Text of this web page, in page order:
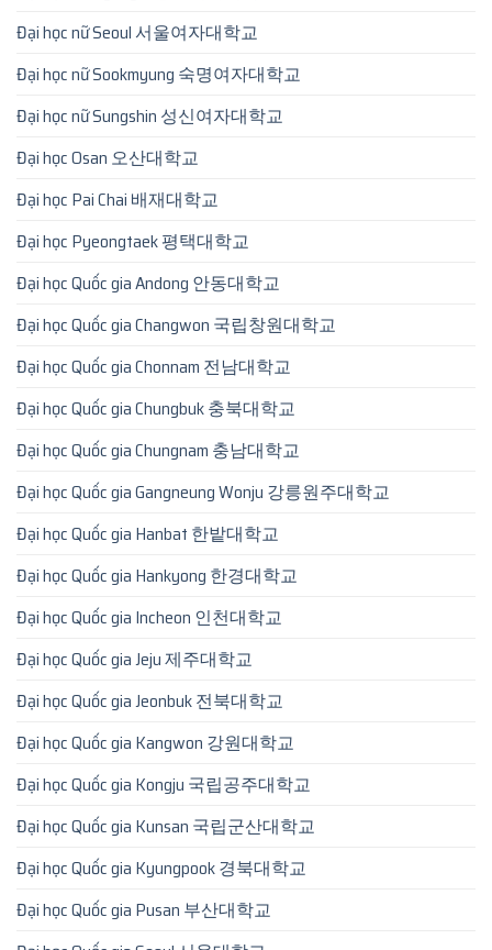
Đại học nữ Seoul 서울여자대학교
Đại học nữ Sookmyung 숙명여자대학교
Đại học nữ Sungshin 성신여자대학교
Đại học Osan 오산대학교
Đại học Pai Chai 배재대학교
Đại học Pyeongtaek 평택대학교
Đại học Quốc gia Andong 안동대학교
Đại học Quốc gia Changwon 국립창원대학교
Đại học Quốc gia Chonnam 전남대학교
Đại học Quốc gia Chungbuk 충북대학교
Đại học Quốc gia Chungnam 충남대학교
Đại học Quốc gia Gangneung Wonju 강릉원주대학교
Đại học Quốc gia Hanbat 한밭대학교
Đại học Quốc gia Hankyong 한경대학교
Đại học Quốc gia Incheon 인천대학교
Đại học Quốc gia Jeju 제주대학교
Đại học Quốc gia Jeonbuk 전북대학교
Đại học Quốc gia Kangwon 강원대학교
Đại học Quốc gia Kongju 국립공주대학교
Đại học Quốc gia Kunsan 국립군산대학교
Đại học Quốc gia Kyungpook 경북대학교
Đại học Quốc gia Pusan 부산대학교